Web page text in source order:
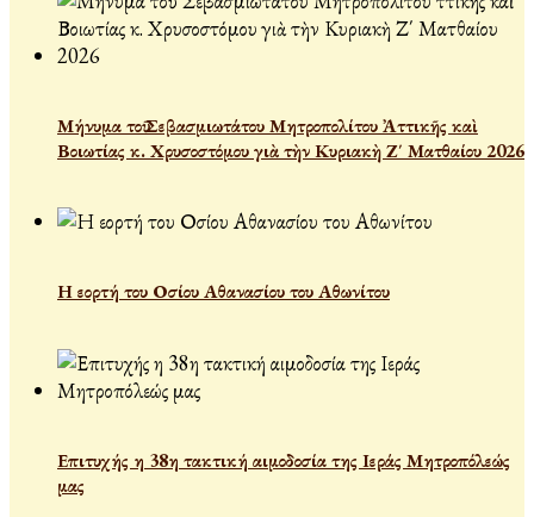
Μήνυμα τοῦ Σεβασμιωτάτου Μητροπολίτου Ἀττικῆς καὶ
Βοιωτίας κ. Χρυσοστόμου γιὰ τὴν Κυριακὴ Ζ΄ Ματθαίου 2026
Η εορτή του Οσίου Αθανασίου του Αθωνίτου
Επιτυχής η 38η τακτική αιμοδοσία της Ιεράς Μητροπόλεώς
μας